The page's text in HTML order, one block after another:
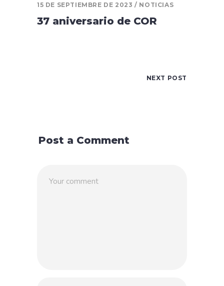
15 DE SEPTIEMBRE DE 2023 NOTICIAS
37 aniversario de COR
NEXT POST
Post a Comment